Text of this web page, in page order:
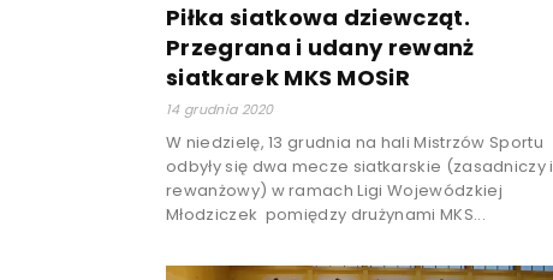
Piłka siatkowa dziewcząt.
Przegrana i udany rewanż
siatkarek MKS MOSiR
14 grudnia 2020
W niedzielę, 13 grudnia na hali Mistrzów Sportu
odbyły się dwa mecze siatkarskie (zasadniczy i
rewanżowy) w ramach Ligi Wojewódzkiej
Młodziczek pomiędzy drużynami MKS...